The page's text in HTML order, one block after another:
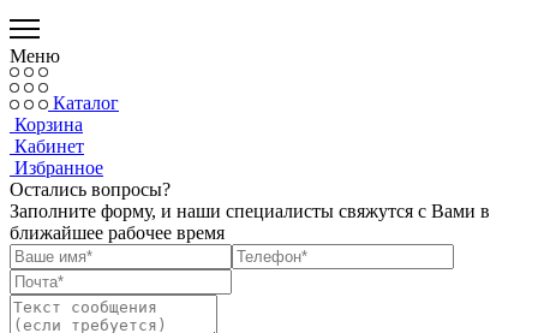
Меню
Каталог
Корзина
Кабинет
Избранное
Остались вопросы?
Заполните форму, и наши специалисты свяжутся с Вами в
ближайшее рабочее время